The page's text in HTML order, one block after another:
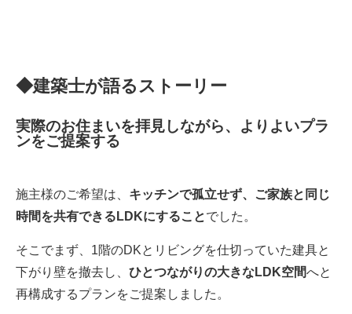
◆建築士が語るストーリー
実際のお住まいを拝見しながら、よりよいプラ
ンをご提案する
施主様のご希望は、 キッチンで孤立せず、ご家族と同じ
時間を共有できるLDKにすることでした。
そこでまず、1階のDKとリビングを仕切っていた建具と
下がり壁を撤去し、 ひとつながりの大きなLDK空間へと
再構成するプランをご提案しました。